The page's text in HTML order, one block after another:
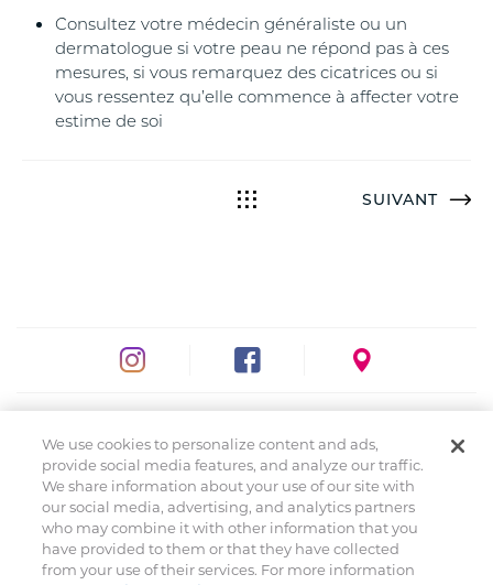
Consultez votre médecin généraliste ou un
dermatologue si votre peau ne répond pas à ces
mesures, si vous remarquez des cicatrices ou si
vous ressentez qu’elle commence à affecter votre
estime de soi
SUIVANT
AVIS DE CONFIDENTIALITÉ
DÉCLARATION RELATIVE AUX COOKIES
COOKIE LIST
CONTACT
CRÉDITS – MENTIONS LÉGALES
We use cookies to personalize content and ads,
provide social media features, and analyze our traffic.
We share information about your use of our site with
our social media, advertising, and analytics partners
who may combine it with other information that you
have provided to them or that they have collected
from your use of their services. For more information